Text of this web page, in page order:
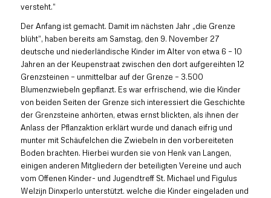
versteht.“
Der Anfang ist gemacht. Damit im nächsten Jahr „die Grenze
blüht“, haben bereits am Samstag, den 9. November 27
deutsche und niederländische Kinder im Alter von etwa 6 – 10
Jahren an der Keupenstraat zwischen den dort aufgereihten 12
Grenzsteinen – unmittelbar auf der Grenze – 3.500
Blumenzwiebeln gepflanzt. Es war erfrischend, wie die Kinder
von beiden Seiten der Grenze sich interessiert die Geschichte
der Grenzsteine anhörten, etwas ernst blickten, als ihnen der
Anlass der Pflanzaktion erklärt wurde und danach eifrig und
munter mit Schäufelchen die Zwiebeln in den vorbereiteten
Boden brachten. Hierbei wurden sie von Henk van Langen,
einigen anderen Mitgliedern der beteiligten Vereine und auch
vom Offenen Kinder- und Jugendtreff St. Michael und Figulus
Welzijn Dinxperlo unterstützt. welche die Kinder eingeladen und